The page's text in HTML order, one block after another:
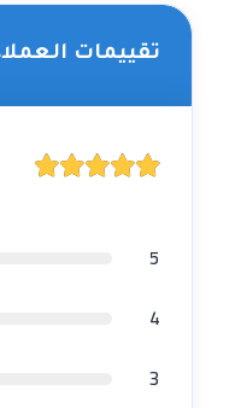
تقييمات
5
4
3